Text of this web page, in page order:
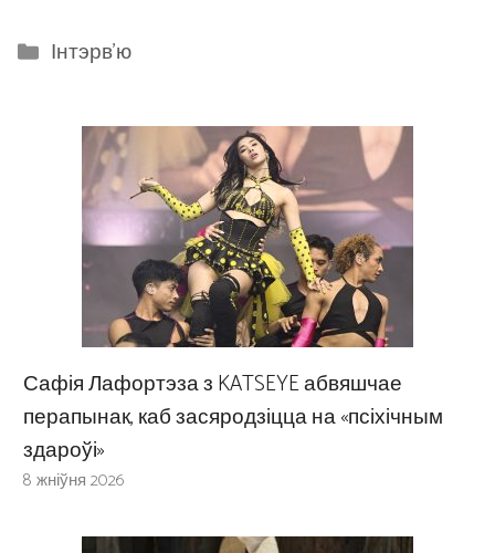
Categories
Інтэрв'ю
Сафія Лафортэза з KATSEYE абвяшчае
перапынак, каб засяродзіцца на «псіхічным
здароўі»
8 жніўня 2026